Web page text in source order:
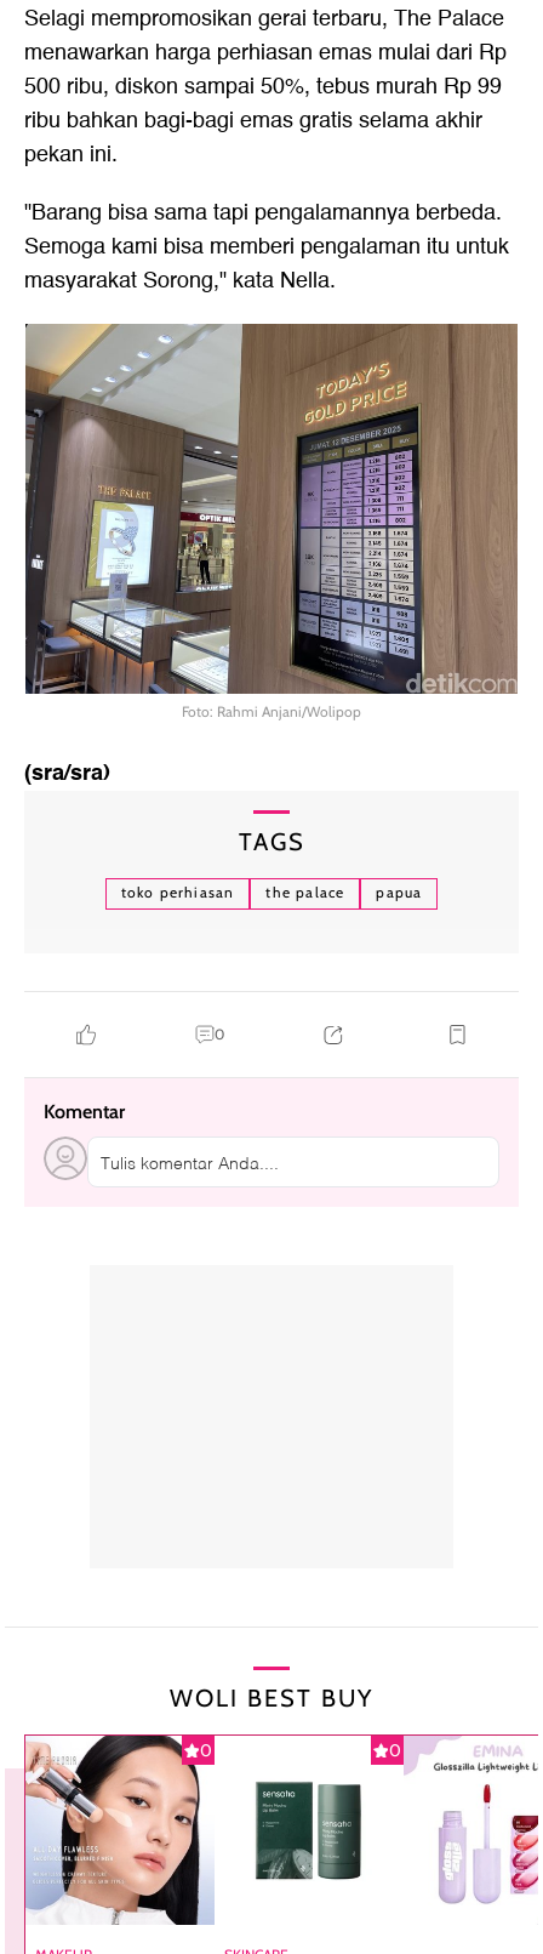
Selagi mempromosikan gerai terbaru, The Palace
menawarkan harga perhiasan emas mulai dari Rp
500 ribu, diskon sampai 50%, tebus murah Rp 99
ribu bahkan bagi-bagi emas gratis selama akhir
pekan ini.
"Barang bisa sama tapi pengalamannya berbeda.
Semoga kami bisa memberi pengalaman itu untuk
masyarakat Sorong," kata Nella.
Foto: Rahmi Anjani/Wolipop
(sra/sra)
TAGS
toko perhiasan the palace papua
0
Komentar
Tulis komentar Anda....
WOLI BEST BUY
0 0